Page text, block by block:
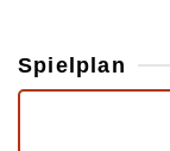
Spielplan